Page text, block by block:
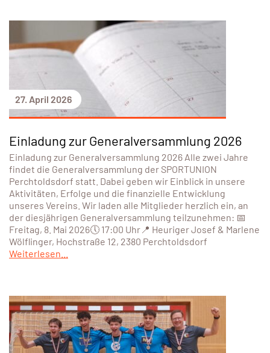
27. April 2026
Einladung zur Generalversammlung 2026
Einladung zur Generalversammlung 2026 Alle zwei Jahre
findet die Generalversammlung der SPORTUNION
Perchtoldsdorf statt. Dabei geben wir Einblick in unsere
Aktivitäten, Erfolge und die finanzielle Entwicklung
unseres Vereins. Wir laden alle Mitglieder herzlich ein, an
der diesjährigen Generalversammlung teilzunehmen: 📅
Freitag, 8. Mai 2026🕔 17:00 Uhr📍 Heuriger Josef & Marlene
Wölflinger, Hochstraße 12, 2380 Perchtoldsdorf
Weiterlesen...